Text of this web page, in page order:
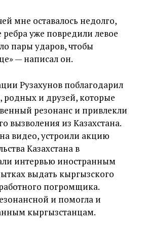
мне оставалось недолго,
уже повредили левое
пары ударов, чтобы
— написал он.
Рузахунов поблагодарил
родных и друзей, которые
резонанс и привлекли
вызволения из Казахстана.
видео, устроили акцию
Казахстана в
интервью иностранным
выдать кыргызского
погромщика.
и помогла и
кыргызстанцам.